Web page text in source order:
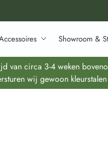
Showroom &
van circa 3-4 weken
wij gewoon